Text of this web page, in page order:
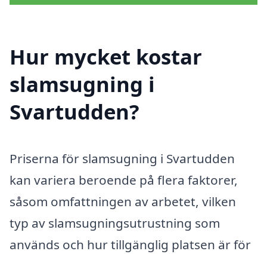
Hur mycket kostar
slamsugning i
Svartudden?
Priserna för slamsugning i Svartudden
kan variera beroende på flera faktorer,
såsom omfattningen av arbetet, vilken
typ av slamsugningsutrustning som
används och hur tillgänglig platsen är för